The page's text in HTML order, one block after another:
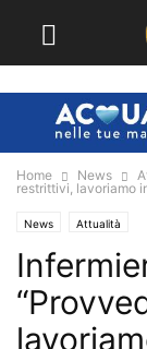
Home News
restrittivi, lavoriamo
News Attualità